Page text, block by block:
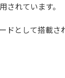
れています。
として搭載